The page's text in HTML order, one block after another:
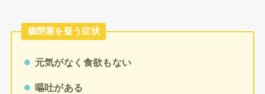
腸閉塞を疑う症状
元気がなく食欲もない
嘔吐がある